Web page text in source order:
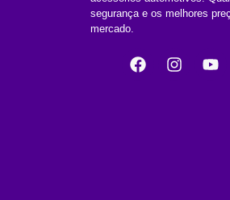
segurança e os melhores
mercado.